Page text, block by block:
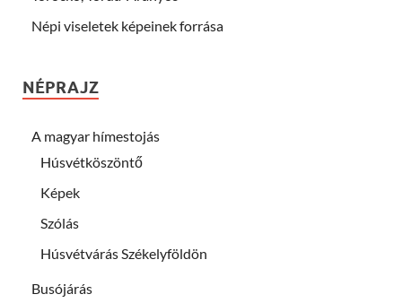
Népi viseletek képeinek forrása
NÉPRAJZ
A magyar hímestojás
Húsvétköszöntő
Képek
Szólás
Húsvétvárás Székelyföldön
Busójárás